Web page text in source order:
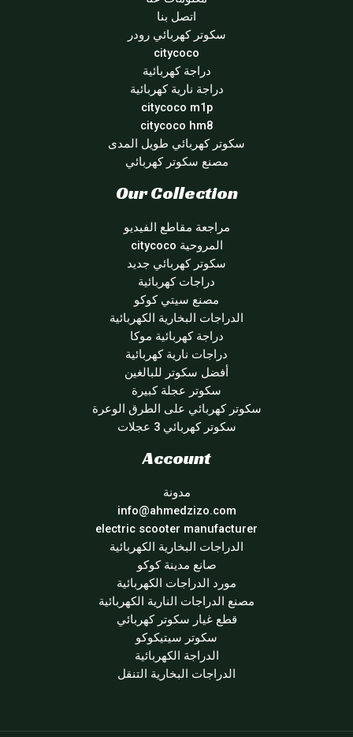
اتصل بنا
سكوتر كهربائي رودر
citycoco
دراجة كهربائية
دراجة نارية كهربائية
citycoco m1p
citycoco hm8
سكوتر كهربائي طويل المدى
مصنع سكوتر كهربائي
Our Collection
مراجعة مقاطع الفيديو
المروحية citycoco
سكوتر كهربائي جديد
دراجات كهربائية
مصنع سيتي كوكو
الدراجات البخارية الكهربائية
دراجة كهربائية موكا
دراجات نارية كهربائية
أفضل سكوتر للبالغين
سكوتر عجلة كبيرة
سكوتر كهربائي على الطرق الوعرة
سكوتر كهربائي 3 عجلات
Account
مدونة
info@ahmedzizo.com
electric scooter manufacturer
الدراجات البخارية الكهربائية
صانع مدينة كوكو
مورد الدراجات الكهربائية
مصنع الدراجات النارية الكهربائية
قطع غيار سكوتر كهربائي
سكوتر سيتيكوكو
الدراجة الكهربائية
الدراجات البخارية التنقل